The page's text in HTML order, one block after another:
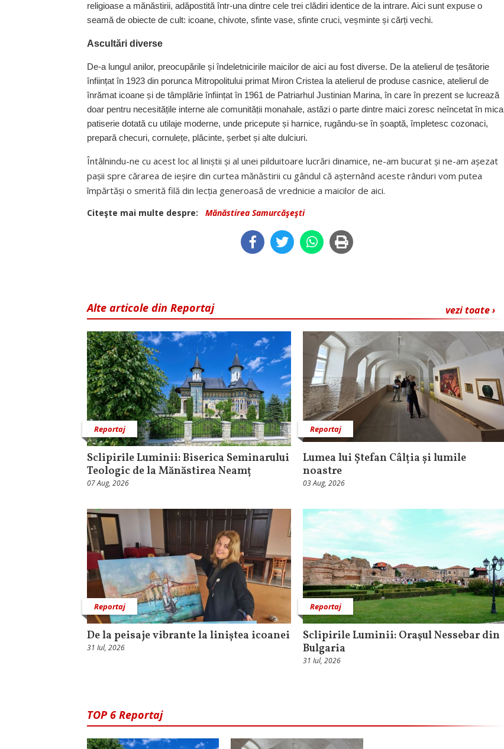
religioase a mănăstirii, adăpostită într-una dintre cele trei clădiri identice de la intrare. Aici sunt expuse o
seamă de obiecte de cult: icoane, chivote, sfinte vase, sfinte cruci, veșminte și cărți vechi.
Ascultări diverse
De-a lungul anilor, preocupările și îndeletnicirile maicilor de aici au fost diverse. De la atelierul de țesătorie
înființat în 1923 din porunca Mitropolitului primat Miron Cristea la atelierul de produse casnice, atelierul de
înrămat icoane și de tâmplărie înființat în 1961 de Patriarhul Justinian Marina, în care în prezent se lucrează
doar pentru necesitățile interne ale comunității monahale, astăzi o parte dintre maici zoresc neîncetat în mica
patiserie dotată cu utilaje moderne, unde pricepute și harnice, rugându-se în șoaptă, împletesc cozonaci,
prepară checuri, cornulețe, plăcinte, șerbet și alte dulciuri.
Întâlnindu-ne cu acest loc al liniștii și al unei pilduitoare lucrări dinamice, ne-am bucurat și ne-am așezat
pașii spre cărarea de ieșire din curtea mănăstirii cu gândul că așternând aceste rânduri vom putea
împărtăși o smerită filă din lecția generoasă de vrednicie a maicilor de aici.
Citeşte mai multe despre: Mănăstirea Samurcăşeşti
vezi toate ›
Alte articole din Reportaj
Reportaj
Sclipirile Luminii: Biserica Seminarului
Teologic de la Mănăstirea Neamț
07 Aug, 2026
Reportaj
Lumea lui Ștefan Câlția și lumile
noastre
03 Aug, 2026
Reportaj
De la peisaje vibrante la liniștea icoanei
31 Iul, 2026
Reportaj
Sclipirile Luminii: Oraşul Nessebar din
Bulgaria
31 Iul, 2026
TOP 6 Reportaj